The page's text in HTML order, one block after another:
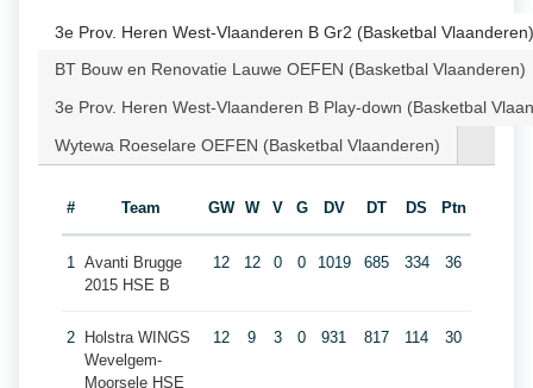
3e Prov. Heren West-Vlaanderen B Gr2 (Basketbal Vlaanderen)
BT Bouw en Renovatie Lauwe OEFEN (Basketbal Vlaanderen)
3e Prov. Heren West-Vlaanderen B Play-down (Basketbal
Wytewa Roeselare OEFEN (Basketbal Vlaanderen)
# Team GW W V G DV DT DS Ptn
1 Avanti Brugge
2015 HSE B
12 12 0 0 1019 685 334 36
2
Holstra WINGS
Wevelgem-
Moorsele HSE
12 9 3 0 931 817 114 30